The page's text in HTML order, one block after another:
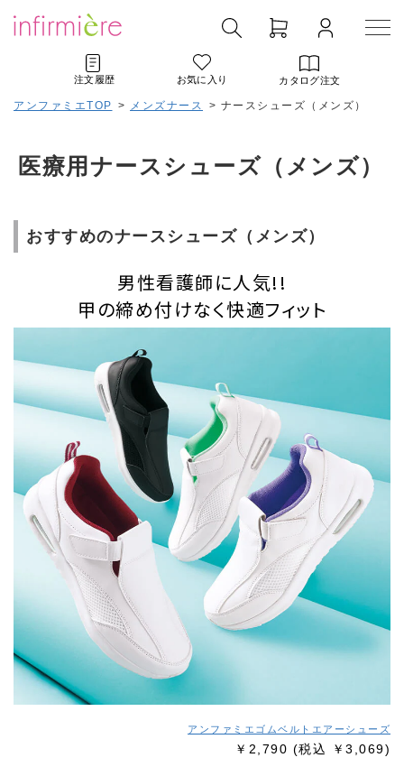
注文履歴 お気に入り カタログ注文
アンファミエTOP > メンズナース > ナースシューズ（メンズ）
医療用ナースシューズ（メンズ）
おすすめのナースシューズ（メンズ）
男性看護師に人気!!
甲の締め付けなく快適フィット
アンファミエゴムベルトエアーシューズ
￥2,790 (税込 ￥3,069)